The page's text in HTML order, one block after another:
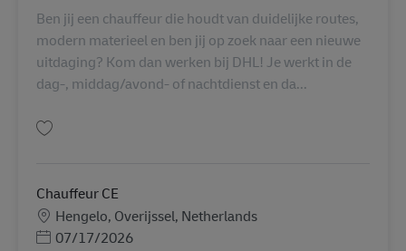
Ben jij een chauffeur die houdt van duidelijke routes,
modern materieel en ben jij op zoek naar een nieuwe
uitdaging? Kom dan werken bij DHL! Je werkt in de
dag-, middag/avond- of nachtdienst en da...
Chauffeur CE
Localização
Hengelo, Overijssel, Netherlands
Posted Date
07/17/2026